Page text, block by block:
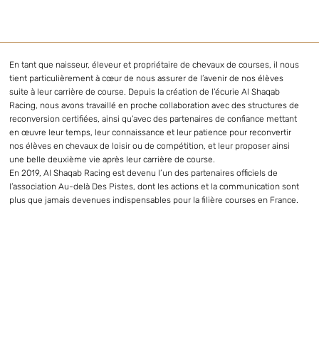
BEYONDR
I
En tant que naisseur, éleveur et propriétaire de chevaux de courses, il nous
tient particulièrement à cœur de nous assurer de l’avenir de nos élèves
suite à leur carrière de course. Depuis la création de l’écurie Al Shaqab
Racing, nous avons travaillé en proche collaboration avec des structures de
reconversion certifiées, ainsi qu’avec des partenaires de confiance mettant
en œuvre leur temps, leur connaissance et leur patience pour reconvertir
nos élèves en chevaux de loisir ou de compétition, et leur proposer ainsi
une belle deuxième vie après leur carrière de course.
En 2019, Al Shaqab Racing est devenu l’un des partenaires officiels de
l’association Au-delà Des Pistes, dont les actions et la communication sont
plus que jamais devenues indispensables pour la filière courses en France.